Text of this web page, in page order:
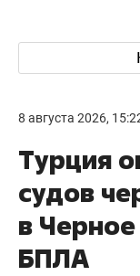
8 августа 2026,
Турция
судов
в
БПЛА